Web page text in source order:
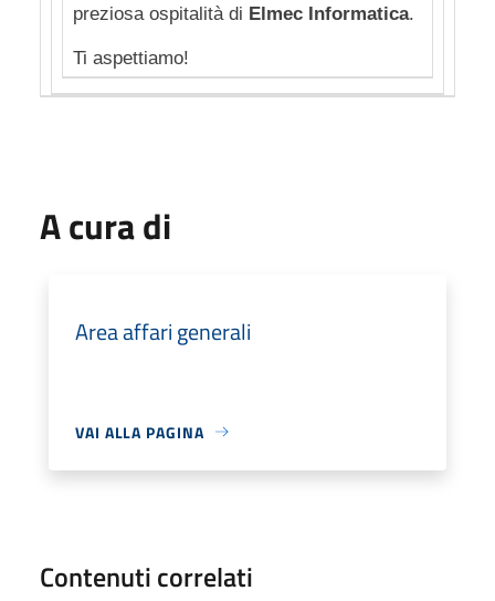
preziosa ospitalità di Elmec Informatica.
Ti aspettiamo!
A cura di
Area affari generali
VAI ALLA PAGINA
Contenuti correlati